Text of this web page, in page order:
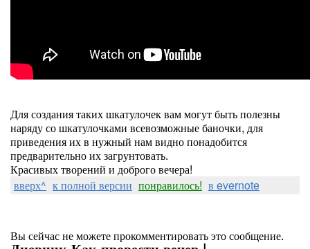
Для создания таких шкатулочек вам могут быть полезны
наряду со шкатулочками всевозможные баночки, для
приведения их в нужный нам видно понадобится
предварительно их загрунтовать.
Красивых творений и доброго вечера!
вверх^ к полной версии понравилось! в evernote
Вы сейчас не можете прокомментировать это сообщение.